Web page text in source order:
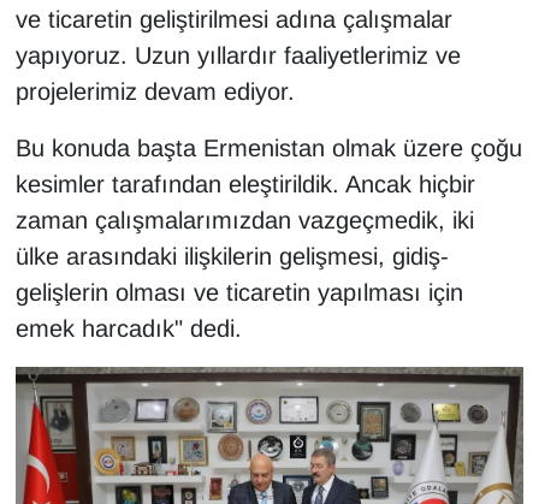
ve ticaretin geliştirilmesi adına çalışmalar
yapıyoruz. Uzun yıllardır faaliyetlerimiz ve
projelerimiz devam ediyor.
Bu konuda başta Ermenistan olmak üzere çoğu
kesimler tarafından eleştirildik. Ancak hiçbir
zaman çalışmalarımızdan vazgeçmedik, iki
ülke arasındaki ilişkilerin gelişmesi, gidiş-
gelişlerin olması ve ticaretin yapılması için
emek harcadık" dedi.
TEBRİK
TEKNOLOJİ
Turizm
VAN'DA SPOR
Vasıta
YAŞAM
YEREL